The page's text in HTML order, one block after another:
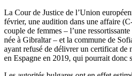
La Cour de Justice de l’Union
février, une audition dans une affaire
couple de femmes – l’une
née à Gibraltar – et la commune de
ayant refusé de délivrer un certificat de
en Espagne en 2019, qui pourrait donc